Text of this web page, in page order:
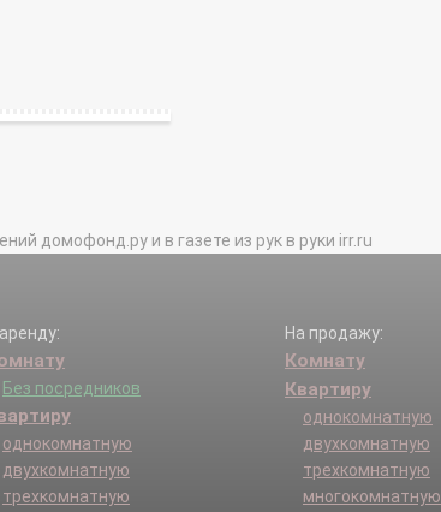
домофонд.ру и в газете из рук в руки irr.ru
Без посредников
однокомнатную
двухкомнатную
трехкомнатную
На продажу:
Комнату
Квартиру
однокомнатную
двухкомнатную
трехкомнатную
многокомнатную